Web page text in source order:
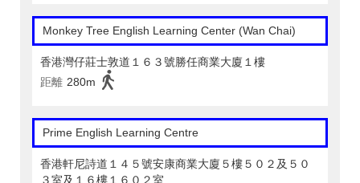
Monkey Tree English Learning Center (Wan Chai)
香港灣仔莊士敦道１６３號勝任商業大廈１樓
距離 280m
Prime English Learning Centre
香港軒尼詩道１４５號安康商業大廈５樓５０２及５０
３室及１６樓１６０２室